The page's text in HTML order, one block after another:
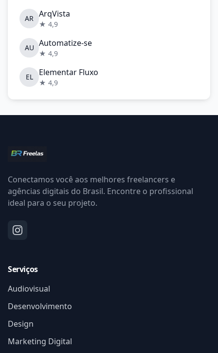
AR ArqVista
★ 4,9
AU Automatize-se
★ 4,9
EL Elementar Fluxo
★ 4,9
Conectamos você aos melhores freelancers e
agências digitais do Brasil. Encontre o profissional
ideal para o seu projeto.
Serviços
Audiovisual
Desenvolvimento
Design
Marketing Digital